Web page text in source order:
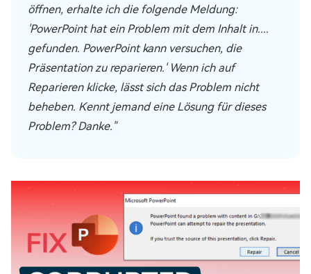
öffnen, erhalte ich die folgende Meldung:
'PowerPoint hat ein Problem mit dem Inhalt in....
gefunden. PowerPoint kann versuchen, die
Präsentation zu reparieren.' Wenn ich auf
Reparieren klicke, lässt sich das Problem nicht
beheben. Kennt jemand eine Lösung für dieses
Problem? Danke."